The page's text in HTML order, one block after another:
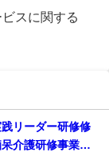
スに関する
リーダー研修修
介護研修事業の